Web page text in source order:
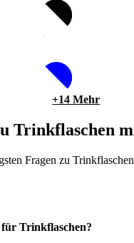
ID:
121067
ID:
ID:
121077
+14 Mehr
Trinkflaschen
Fragen zu
Trinkflaschen?